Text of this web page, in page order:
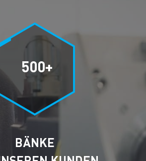
500+
BÄNKE